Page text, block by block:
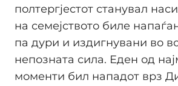
полтергјестот станувал
на семејството биле
па дури и издигнувани во
непозната сила. Еден од
моменти бил нападот врз